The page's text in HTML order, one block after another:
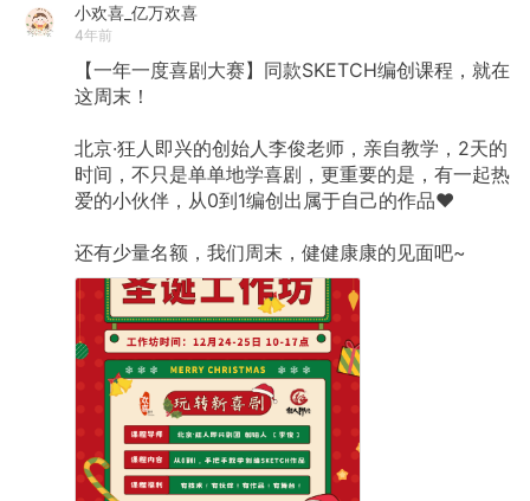
小欢喜_亿万欢喜
4年前
【一年一度喜剧大赛】同款SKETCH编创课程，就在
这周末！
北京·狂人即兴的创始人李俊老师，亲自教学，2天的
时间，不只是单单地学喜剧，更重要的是，有一起热
爱的小伙伴，从0到1编创出属于自己的作品♥️
还有少量名额，我们周末，健健康康的见面吧~